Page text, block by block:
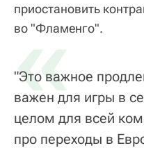
приостановить
во "Фламенго".
«
"Это важное
важен для игры в
целом для всей
про переходы в